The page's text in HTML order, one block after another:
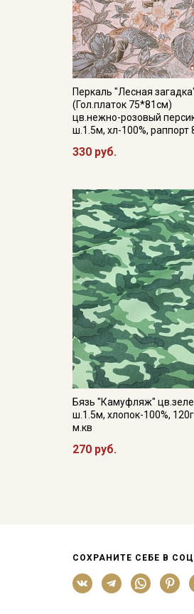
Перкаль "Лесная
(Гол.платок 75*81см)
цв.нежно-розовый
ш.1.5м, хл-100%, раппорт
330 руб.
Бязь "Камуфляж"
ш.1.5м, хлопок-100%,
м.кв
270 руб.
СОХРАНИТЕ СЕБЕ В